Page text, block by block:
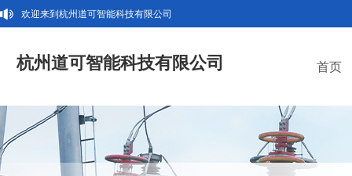
欢迎来到杭州道可智能科技有限公司
杭州道可智能科技有限公司 首页